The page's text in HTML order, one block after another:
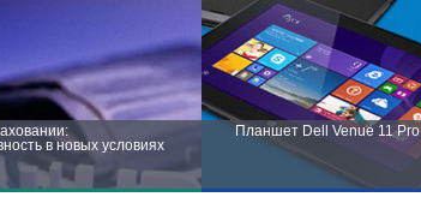
в новых условиях
Планшет Dell Venue 11 Pro